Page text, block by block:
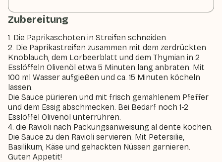
Zubereitung
1. Die Paprikaschoten in Streifen schneiden.
2. Die Paprikastreifen zusammen mit dem zerdrückten
Knoblauch, dem Lorbeerblatt und dem Thymian in 2
Esslöffeln Olivenöl etwa 5 Minuten lang anbraten. Mit
100 ml Wasser aufgießen und ca. 15 Minuten köcheln
lassen.
Die Sauce pürieren und mit frisch gemahlenem Pfeffer
und dem Essig abschmecken. Bei Bedarf noch 1-2
Esslöffel Olivenöl unterrühren.
4. die Ravioli nach Packungsanweisung al dente kochen.
Die Sauce zu den Ravioli servieren. Mit Petersilie,
Basilikum, Käse und gehackten Nüssen garnieren.
Guten Appetit!